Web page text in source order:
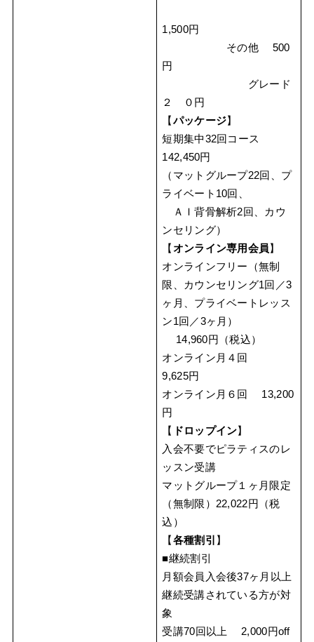
1,500円
その他 500
円
グレード
２ ０円
【 パッケージ】
短期集中32回コース
142,450円
（マットグループ22回、プ
ライベート10回、
ＡＩ背骨解析2回、カウ
ンセリング）
【 オンライン専用会員 】
オンラインフリー（無制
限、カウンセリング1回／3
ヶ月、プライベートレッス
ン1回／3ヶ月）
14,960円（税込）
オンライン月４回
9,625円
オンライン月６回 13,200
円
【
ドロップイン】
入会不要でピラティスのレ
ッスン受講
マットグループ１ヶ月限定
（無制限）22,022円（税
込）
【 各種割引 】
■継続割引
月額会員入会後37ヶ月以上
継続受講されている方が対
象
受講70回以上 2,000円off